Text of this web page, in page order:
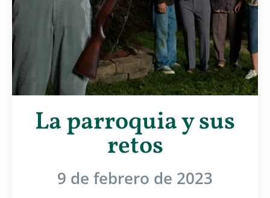
La parroquia y sus
retos
9 de febrero de 2023